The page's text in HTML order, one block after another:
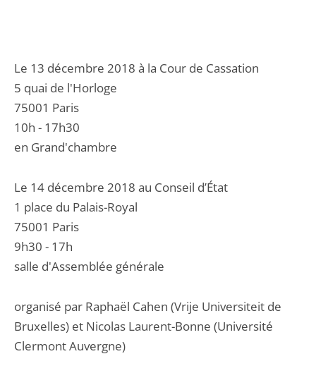
Le 13 décembre 2018 à la Cour de Cassation
5 quai de l'Horloge
75001 Paris
10h - 17h30
en Grand'chambre
Le 14 décembre 2018 au Conseil d’État
1 place du Palais-Royal
75001 Paris
9h30 - 17h
salle d'Assemblée générale
organisé par Raphaël Cahen (Vrije Universiteit de
Bruxelles) et Nicolas Laurent-Bonne (Université
Clermont Auvergne)